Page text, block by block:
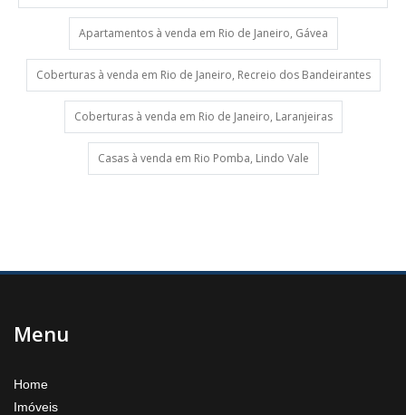
Apartamentos à venda em Rio de Janeiro, Gávea
Coberturas à venda em Rio de Janeiro, Recreio dos Bandeirantes
Coberturas à venda em Rio de Janeiro, Laranjeiras
Casas à venda em Rio Pomba, Lindo Vale
Menu
Home
Imóveis